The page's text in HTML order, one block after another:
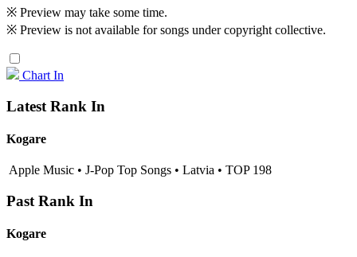
※ Preview may take some time.
※ Preview is not available for songs under copyright collective.
Chart In
Latest Rank In
Kogare
Apple Music • J-Pop Top Songs • Latvia • TOP 198
Past Rank In
Kogare